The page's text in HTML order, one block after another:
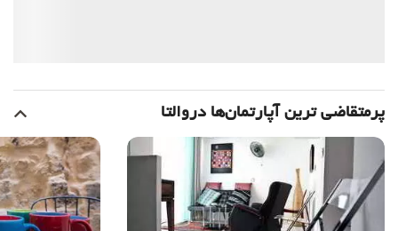
پرمتقاضی ترین آپارتمان‌‌ها دروالتا